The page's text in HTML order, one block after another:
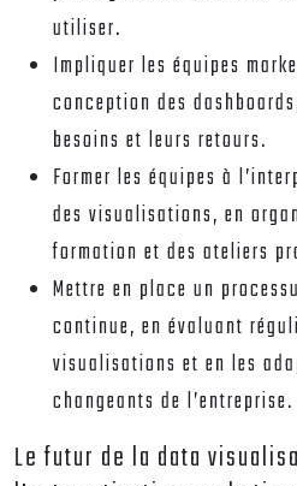
utiliser.
Impliquer les équipes
conception des
besoins et leurs retours.
Former les équipes à
des visualisations, en
formation et des ateliers
Mettre en place un
continue, en évaluant
visualisations et en les
changeants de l’entreprise.
Le futur de la data